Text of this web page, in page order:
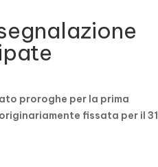
proroghe per la prima
fissata per il 31